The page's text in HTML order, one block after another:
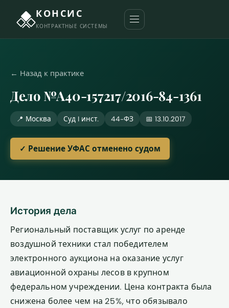
КОНСИС
КОНТРАКТНЫЕ СИСТЕМЫ
← Назад к практике
Дело №А40-157217/2016-84-1361
📍 Москва Суд I инст. 44-ФЗ 📅 13.10.2017
✓ Решение УФАС отменено судом
История дела
Региональный поставщик услуг по аренде
воздушной техники стал победителем
электронного аукциона на оказание услуг
авиационной охраны лесов в крупном
федеральном учреждении. Цена контракта была
снижена более чем на 25%, что обязывало